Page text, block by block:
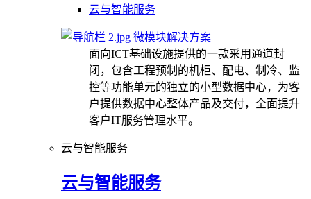
云与智能服务
微模块解决方案
面向ICT基础设施提供的一款采用通道封
闭，包含工程预制的机柜、配电、制冷、监
控等功能单元的独立的小型数据中心，为客
户提供数据中心整体产品及交付，全面提升
客户IT服务管理水平。
云与智能服务
云与智能服务